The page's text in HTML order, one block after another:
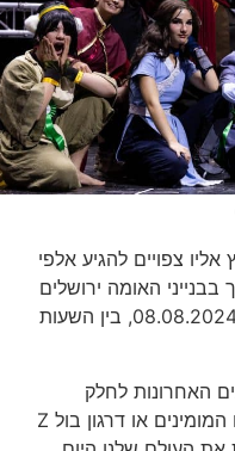
צפויים להגיע אלפי
האומה ירושלים
במעמד שגריר יפן בישראל חמישי 08.08.2024, בין השעות
לחלק
מהתרבות עליה גדלנו. מסדרות כמו המומינים או דרגון בול Z